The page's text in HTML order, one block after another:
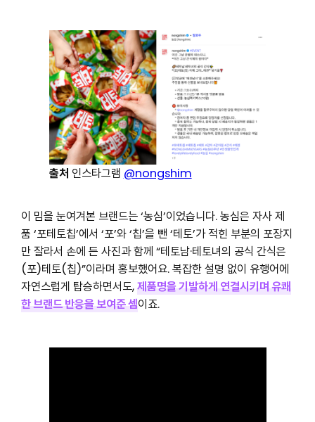
출처 인스타그램 @nongshim
이 밈을 눈여겨본 브랜드는 ‘농심’이었습니다. 농심은 자사 제
품 ‘포테토칩’에서 ‘포’와 ‘칩’을 뺀 ‘테토’가 적힌 부분의 포장지
만 잘라서 손에 든 사진과 함께 “테토남·테토녀의 공식 간식은
(포)테토(칩)”이라며 홍보했어요. 복잡한 설명 없이 유행어에
자연스럽게 탑승하면서도,제품명을 기발하게 연결시키며 유쾌
한 브랜드 반응을 보여준 셈이죠.